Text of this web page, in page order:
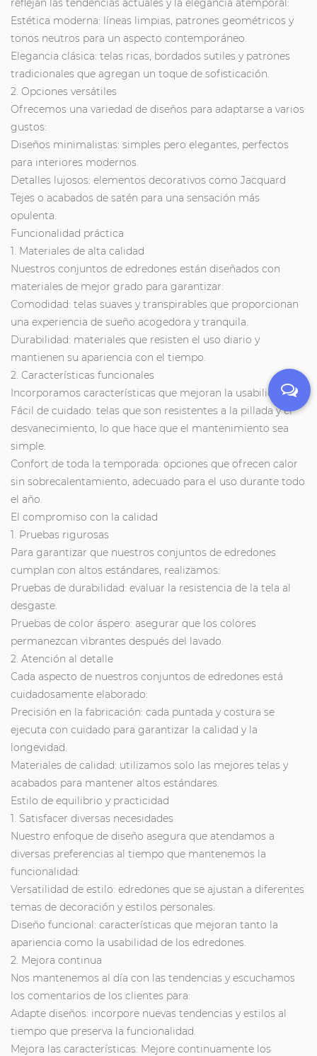
reflejan las tendencias actuales y la elegancia atemporal:
Estética moderna: líneas limpias, patrones geométricos y
tonos neutros para un aspecto contemporáneo.
Elegancia clásica: telas ricas, bordados sutiles y patrones
tradicionales que agregan un toque de sofisticación.
2. Opciones versátiles
Ofrecemos una variedad de diseños para adaptarse a varios
gustos:
Diseños minimalistas: simples pero elegantes, perfectos
para interiores modernos.
Detalles lujosos: elementos decorativos como Jacquard
Tejes o acabados de satén para una sensación más
opulenta.
Funcionalidad práctica
1. Materiales de alta calidad
Nuestros conjuntos de edredones están diseñados con
materiales de mejor grado para garantizar:
Comodidad: telas suaves y transpirables que proporcionan
una experiencia de sueño acogedora y tranquila.
Durabilidad: materiales que resisten el uso diario y
mantienen su apariencia con el tiempo.
2. Características funcionales
Incorporamos características que mejoran la usabilidad:
Fácil de cuidado: telas que son resistentes a la pillada y el
desvanecimiento, lo que hace que el mantenimiento sea
simple.
Confort de toda la temporada: opciones que ofrecen calor
sin sobrecalentamiento, adecuado para el uso durante todo
el año.
El compromiso con la calidad
1. Pruebas rigurosas
Para garantizar que nuestros conjuntos de edredones
cumplan con altos estándares, realizamos:
Pruebas de durabilidad: evaluar la resistencia de la tela al
desgaste.
Pruebas de color áspero: asegurar que los colores
permanezcan vibrantes después del lavado.
2. Atención al detalle
Cada aspecto de nuestros conjuntos de edredones está
cuidadosamente elaborado:
Precisión en la fabricación: cada puntada y costura se
ejecuta con cuidado para garantizar la calidad y la
longevidad.
Materiales de calidad: utilizamos solo las mejores telas y
acabados para mantener altos estándares.
Estilo de equilibrio y practicidad
1. Satisfacer diversas necesidades
Nuestro enfoque de diseño asegura que atendamos a
diversas preferencias al tiempo que mantenemos la
funcionalidad:
Versatilidad de estilo: edredones que se ajustan a diferentes
temas de decoración y estilos personales.
Diseño funcional: características que mejoran tanto la
apariencia como la usabilidad de los edredones.
2. Mejora continua
Nos mantenemos al día con las tendencias y escuchamos
los comentarios de los clientes para:
Adapte diseños: incorpore nuevas tendencias y estilos al
tiempo que preserva la funcionalidad.
Mejora las características: Mejore continuamente los